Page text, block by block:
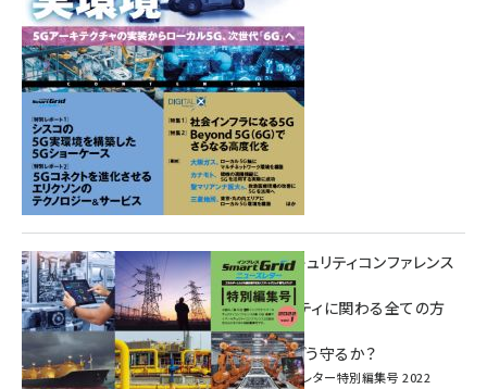
重要インフラサイバーセキュリティコンファレンス
特別電子版！
― 産業サイバーセキュリティに関わる全ての方
へ！ ―
加速するDX、OT/IoTをどう守るか？
インプレス SmartGridニューズレター特別編集号 2022